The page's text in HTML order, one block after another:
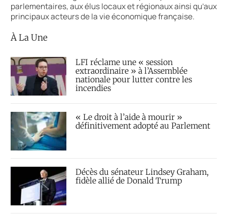
parlementaires, aux élus locaux et régionaux ainsi qu’aux
principaux acteurs de la vie économique française.
À La Une
LFI réclame une « session
extraordinaire » à l’Assemblée
nationale pour lutter contre les
incendies
« Le droit à l’aide à mourir »
définitivement adopté au Parlement
Décès du sénateur Lindsey Graham,
fidèle allié de Donald Trump